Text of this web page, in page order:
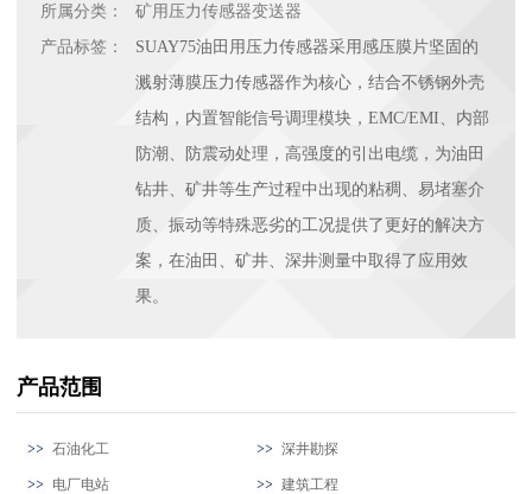
所属分类：
矿用压力传感器变送器
产品标签：
SUAY75油田用压力传感器采用感压膜片坚固的
溅射薄膜压力传感器作为核心，结合不锈钢外壳
结构，内置智能信号调理模块，EMC/EMI、内部
防潮、防震动处理，高强度的引出电缆，为油田
钻井、矿井等生产过程中出现的粘稠、易堵塞介
质、振动等特殊恶劣的工况提供了更好的解决方
案，在油田、矿井、深井测量中取得了应用效
果。
产品范围
石油化工 深井勘探
电厂电站 建筑工程